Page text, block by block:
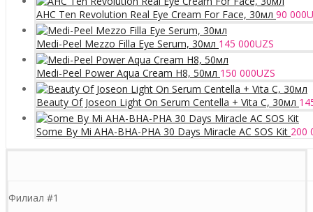
AHC Ten Revolution Real Eye Cream For Face, 30мл 90 000
Medi-Peel Mezzo Filla Eye Serum, 30мл 145 000UZS
Medi-Peel Power Aqua Cream H8, 50мл 150 000UZS
Beauty Of Joseon Light On Serum Centella + Vita C, 30мл
Some By Mi AHA-BHA-PHA 30 Days Miracle AC SOS Kit 200
Филиал #1